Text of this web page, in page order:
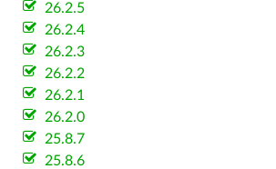
26.2.5
26.2.4
26.2.3
26.2.2
26.2.1
26.2.0
25.8.7
25.8.6